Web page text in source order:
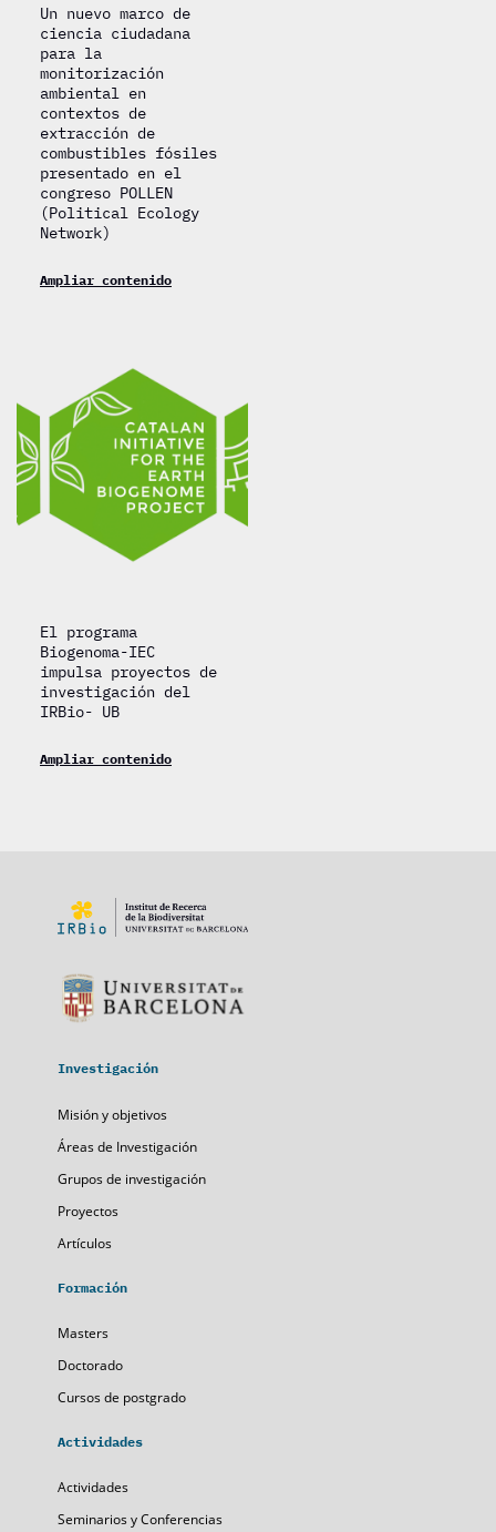
Un nuevo marco de
ciencia ciudadana
para la
monitorización
ambiental en
contextos de
extracción de
combustibles fósiles
presentado en el
congreso POLLEN
(Political Ecology
Network)
Ampliar contenido
El programa
Biogenoma-IEC
impulsa proyectos de
investigación del
IRBio- UB
Ampliar contenido
Investigación
Misión y objetivos
Áreas de Investigación
Grupos de investigación
Proyectos
Artículos
Formación
Masters
Doctorado
Cursos de postgrado
Actividades
Actividades
Seminarios y Conferencias